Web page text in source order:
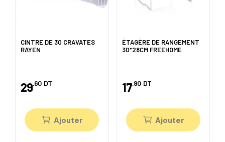
CINTRE DE 30 CRAVATES
RAYEN
29,60 DT
Ajouter
ÉTAGÈRE DE RANGEMENT
30*28CM FREEHOME
17,90 DT
Ajouter